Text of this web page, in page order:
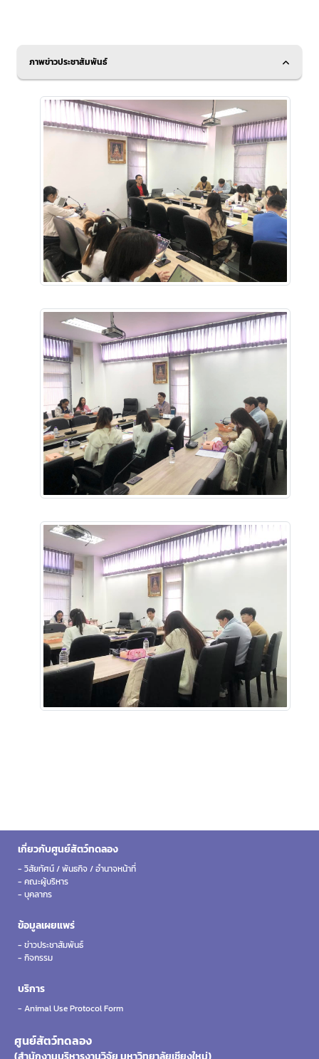
ภาพข่าวประชาสัมพันธ์
เกี่ยวกับศูนย์สัตว์ทดลอง
- วิสัยทัศน์ / พันธกิจ / อำนาจหน้าที่
- คณะผู้บริหาร
- บุคลากร
ข้อมูลเผยแพร่
- ข่าวประชาสัมพันธ์
- กิจกรรม
บริการ
- Animal Use Protocol Form
ศูนย์สัตว์ทดลอง